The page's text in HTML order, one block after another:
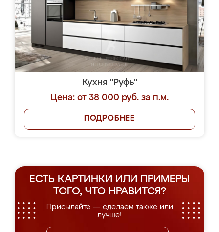
Кухня "Руфь"
Цена: от 38 000 руб. за п.м.
ПОДРОБНЕЕ
ЕСТЬ КАРТИНКИ ИЛИ ПРИМЕРЫ
ТОГО, ЧТО НРАВИТСЯ?
Присылайте — сделаем также или
лучше!